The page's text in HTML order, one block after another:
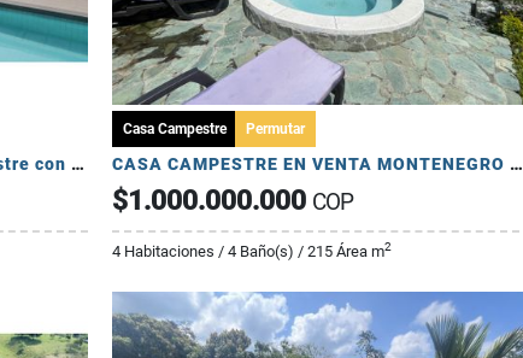
En Venta Chalet Cerca Al Club Campestre con Múltiples Jardines
Casa Campestre Permutar
CASA CAMPESTRE EN VENTA MONTENEGRO QUINDÍO USO TURÍSTICO
$1.000.000.000 COP
4 Habitaciones / 4 Baño(s) / 215 Área m2